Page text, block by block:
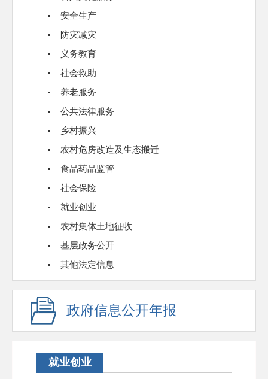
安全生产
防灾减灾
义务教育
社会救助
养老服务
公共法律服务
乡村振兴
农村危房改造及生态搬迁
食品药品监管
社会保险
就业创业
农村集体土地征收
基层政务公开
其他法定信息
政府信息公开年报
就业创业